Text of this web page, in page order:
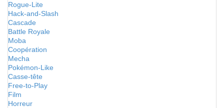
Rogue-Lite
Hack-and-Slash
Cascade
Battle Royale
Moba
Coopération
Mecha
Pokémon-Like
Casse-tête
Free-to-Play
Film
Horreur